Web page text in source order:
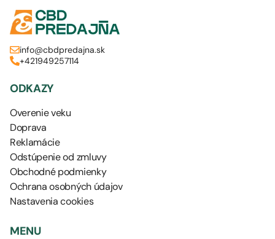
info@cbdpredajna.sk
+421949257114
ODKAZY
Overenie veku
Doprava
Reklamácie
Odstúpenie od zmluvy
Obchodné podmienky
Ochrana osobných údajov
Nastavenia cookies
MENU